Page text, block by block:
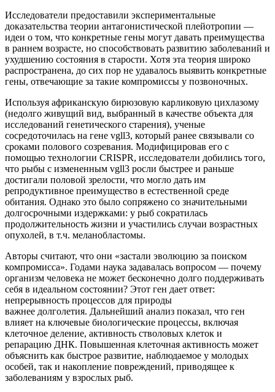
Исследователи предоставили экспериментальные
доказательства теории антагонистической плейотропии —
идеи о том, что конкретные гены могут давать преимущества
в раннем возрасте, но способствовать развитию заболеваний и
ухудшению состояния в старости. Хотя эта теория широко
распространена, до сих пор не удавалось выявить конкретные
гены, отвечающие за такие компромиссы у позвоночных.
Используя африканскую бирюзовую карликовую цихлазому
(недолго живущий вид, выбранный в качестве объекта для
исследований генетического старения), ученые
сосредоточилась на гене vgll3, который ранее связывали со
сроками полового созревания. Модифицировав его с
помощью технологии CRISPR, исследователи добились того,
что рыбы с измененным vgll3 росли быстрее и раньше
достигали половой зрелости, что могло дать им
репродуктивное преимущество в естественной среде
обитания. Однако это было сопряжено со значительными
долгосрочными издержками: у рыб сократилась
продолжительность жизни и участились случаи возрастных
опухолей, в т.ч. меланобластомы.
Авторы считают, что они «застали эволюцию за поиском
компромисса». Годами наука задавалась вопросом — почему
организм человека не может бесконечно долго поддерживать
себя в идеальном состоянии? Этот ген дает ответ:
непрерывность процессов для природы
важнее долголетия. Дальнейший анализ показал, что ген
влияет на ключевые биологические процессы, включая
клеточное деление, активность стволовых клеток и
репарацию ДНК. Повышенная клеточная активность может
объяснить как быстрое развитие, наблюдаемое у молодых
особей, так и накопление повреждений, приводящее к
заболеваниям у взрослых рыб.